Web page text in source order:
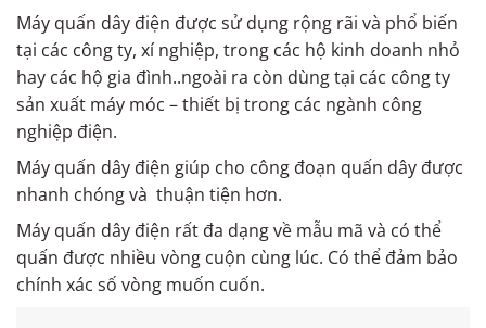
Máy quấn dây điện được sử dụng rộng rãi và phổ biến
tại các công ty, xí nghiệp, trong các hộ kinh doanh nhỏ
hay các hộ gia đình..ngoài ra còn dùng tại các công ty
sản xuất máy móc – thiết bị trong các ngành công
nghiệp điện.
Máy quấn dây điện giúp cho công đoạn quấn dây được
nhanh chóng và thuận tiện hơn.
Máy quấn dây điện rất đa dạng về mẫu mã và có thể
quấn được nhiều vòng cuộn cùng lúc. Có thể đảm bảo
chính xác số vòng muốn cuốn.